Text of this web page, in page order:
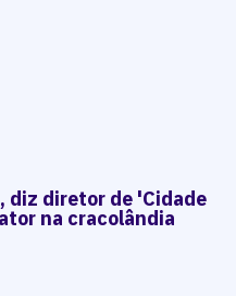
diz diretor de 'Cidade
na cracolândia